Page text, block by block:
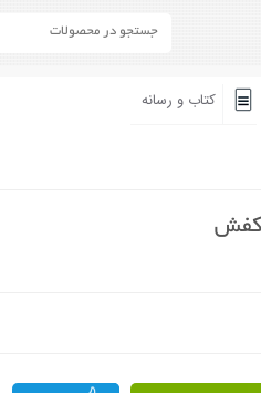
کتاب و رسانه